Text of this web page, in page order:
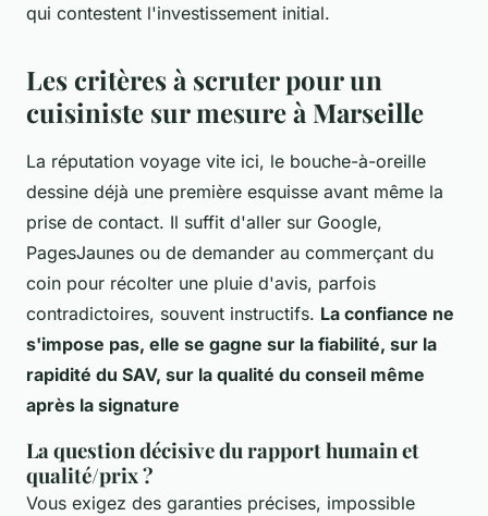
qui contestent l'investissement initial.
Les critères à scruter pour un
cuisiniste sur mesure à Marseille
La réputation voyage vite ici, le bouche-à-oreille
dessine déjà une première esquisse avant même la
prise de contact. Il suffit d'aller sur Google,
PagesJaunes ou de demander au commerçant du
coin pour récolter une pluie d'avis, parfois
contradictoires, souvent instructifs. La confiance ne
s'impose pas, elle se gagne sur la fiabilité, sur la
rapidité du SAV, sur la qualité du conseil même
après la signature
La question décisive du rapport humain et
qualité/prix ?
Vous exigez des garanties précises, impossible